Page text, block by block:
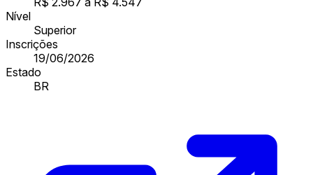
Nível
Superior
Inscrições
19/06/2026
Estado
BR